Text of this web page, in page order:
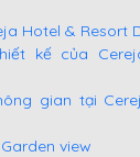
Hotel & Resort
kế của
gian tại
view